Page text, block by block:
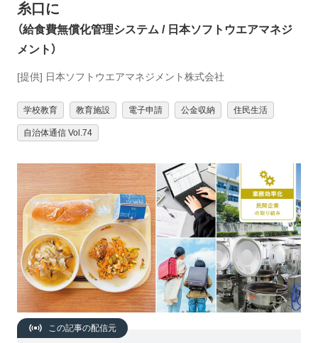
糸口に
（給食費無償化管理システム / 日本ソフトウエアマネジ
メント ）
[提供] 日本ソフトウエアマネジメント株式会社
学校教育 教育施設 電子申請 公金収納 住民生活
自治体通信 Vol.74
この記事の配信元